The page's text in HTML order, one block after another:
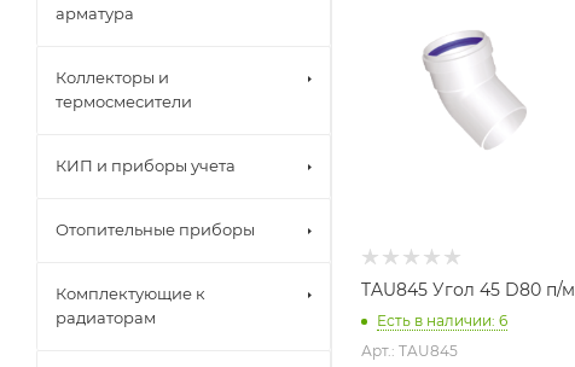
TAU845 Угол 45 D80 п/м
Есть в наличии: 6
Арт.: TAU845
арматура
Коллекторы и
термосмесители
КИП и приборы учета
Отопительные приборы
Комплектующие к
радиаторам